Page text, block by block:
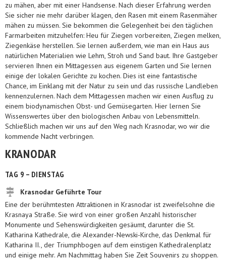
zu mähen, aber mit einer Handsense. Nach dieser Erfahrung werden
Sie sicher nie mehr darüber klagen, den Rasen mit einem Rasenmäher
mähen zu müssen. Sie bekommen die Gelegenheit bei den täglichen
Farmarbeiten mitzuhelfen: Heu für Ziegen vorbereiten, Ziegen melken,
Ziegenkäse herstellen. Sie lernen außerdem, wie man ein Haus aus
natürlichen Materialien wie Lehm, Stroh und Sand baut. Ihre Gastgeber
servieren Ihnen ein Mittagessen aus eigenem Garten und Sie lernen
einige der lokalen Gerichte zu kochen. Dies ist eine fantastische
Chance, im Einklang mit der Natur zu sein und das russische Landleben
kennenzulernen. Nach dem Mittagessen machen wir einen Ausflug zu
einem biodynamischen Obst- und Gemüsegarten. Hier lernen Sie
Wissenswertes über den biologischen Anbau von Lebensmitteln.
Schließlich machen wir uns auf den Weg nach Krasnodar, wo wir die
kommende Nacht verbringen.
KRANODAR
TAG 9 – DIENSTAG
Krasnodar Geführte Tour
Eine der berühmtesten Attraktionen in Krasnodar ist zweifelsohne die
Krasnaya Straße. Sie wird von einer großen Anzahl historischer
Monumente und Sehenswürdigkeiten gesäumt, darunter die St.
Katharina Kathedrale, die Alexander-Newski-Kirche, das Denkmal für
Katharina II., der Triumphbogen auf dem einstigen Kathedralenplatz
und einige mehr. Am Nachmittag haben Sie Zeit Souvenirs zu shoppen.